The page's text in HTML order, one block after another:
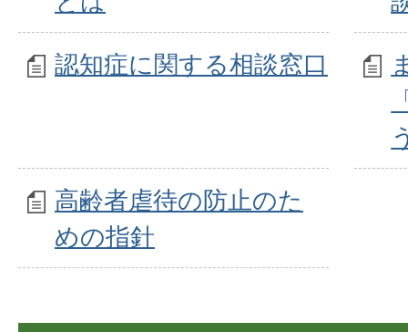
認知症に関する相談窓口
高齢者虐待の防止のた
めの指針